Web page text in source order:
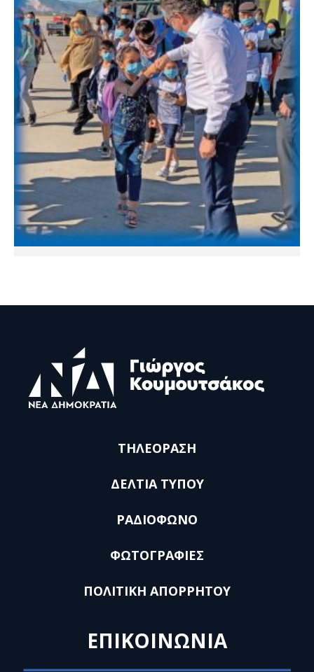
ΤΗΛΕΟΡΑΣΗ
ΔΕΛΤΙΑ ΤΥΠΟΥ
ΡΑΔΙΟΦΩΝΟ
ΦΩΤΟΓΡΑΦΙΕΣ
ΠΟΛΙΤΙΚΗ ΑΠΟΡΡΗΤΟΥ
ΕΠΙΚΟΙΝΩΝΙΑ